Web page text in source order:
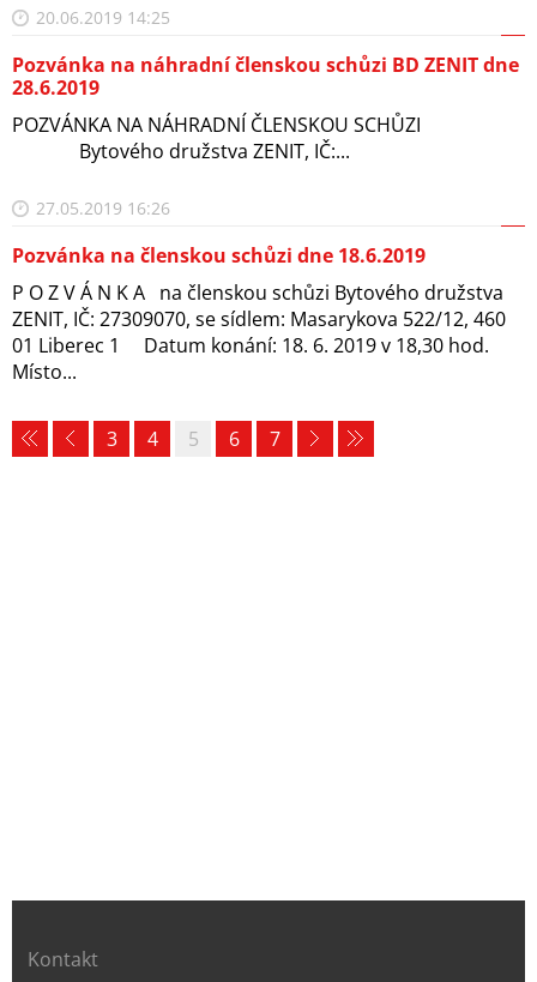
20.06.2019 14:25
Pozvánka na náhradní členskou schůzi BD ZENIT dne
28.6.2019
POZVÁNKA NA NÁHRADNÍ ČLENSKOU SCHŮZI
Bytového družstva ZENIT, IČ:...
27.05.2019 16:26
Pozvánka na členskou schůzi dne 18.6.2019
P O Z V Á N K A na členskou schůzi Bytového družstva
ZENIT, IČ: 27309070, se sídlem: Masarykova 522/12, 460
01 Liberec 1 Datum konání: 18. 6. 2019 v 18,30 hod.
Místo...
3 4 5 6 7
Kontakt